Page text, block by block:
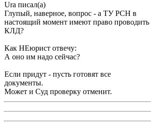
Ura писал(а)
Глупый, наверное, вопрос - а ТУ РСН в
настоящий момент имеют право проводить
КЛД?
Как НЕюрист отвечу:
А оно им надо сейчас?
Если придут - пусть готовят все
документы.
Может и Суд проверку отменит.